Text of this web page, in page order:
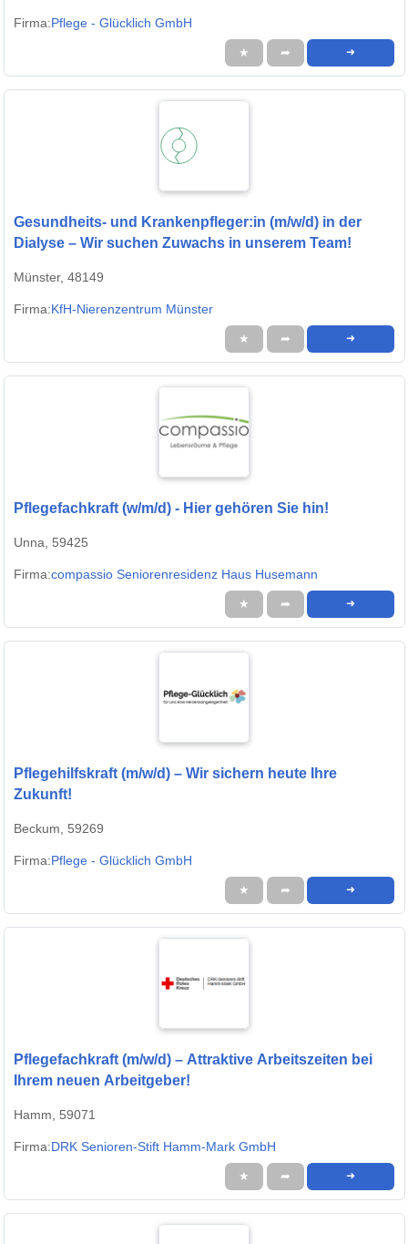
Firma:Pflege - Glücklich GmbH
★ ➦ ➜
Gesundheits- und Krankenpfleger:in (m/w/d) in der
Dialyse – Wir suchen Zuwachs in unserem Team!
Münster, 48149
Firma:KfH-Nierenzentrum Münster
★ ➦ ➜
Pflegefachkraft (w/m/d) - Hier gehören Sie hin!
Unna, 59425
Firma:compassio Seniorenresidenz Haus Husemann
★ ➦ ➜
Pflegehilfskraft (m/w/d) – Wir sichern heute Ihre
Zukunft!
Beckum, 59269
Firma:Pflege - Glücklich GmbH
★ ➦ ➜
Pflegefachkraft (m/w/d) – Attraktive Arbeitszeiten bei
Ihrem neuen Arbeitgeber!
Hamm, 59071
Firma:DRK Senioren-Stift Hamm-Mark GmbH
★ ➦ ➜